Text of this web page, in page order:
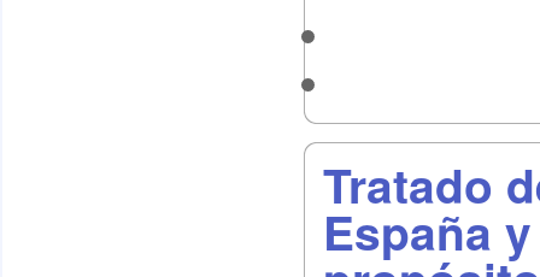
Tratado
España